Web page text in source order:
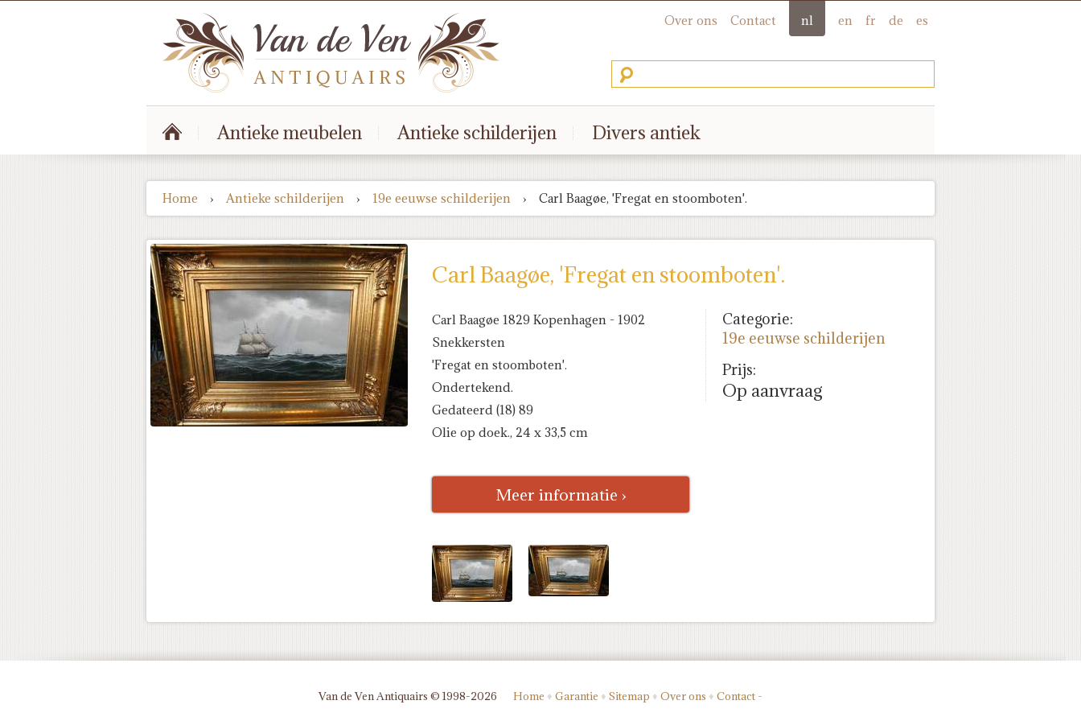
es
de
fr
en
nl
Contact
Over ons
Antieke meubelen Antieke schilderijen Divers antiek
Home › Antieke schilderijen › 19e eeuwse schilderijen › Carl Baagøe, 'Fregat en stoomboten'.
Carl Baagøe, 'Fregat en stoomboten'.
Carl Baagøe 1829 Kopenhagen - 1902
Snekkersten
'Fregat en stoomboten'.
Ondertekend.
Gedateerd (18) 89
Olie op doek., 24 x 33,5 cm
Categorie:
19e eeuwse schilderijen
Prijs:
Op aanvraag
Meer informatie ›
Van de Ven Antiquairs © 1998-2026 Home ♦ Garantie ♦ Sitemap ♦ Over ons ♦ Contact -